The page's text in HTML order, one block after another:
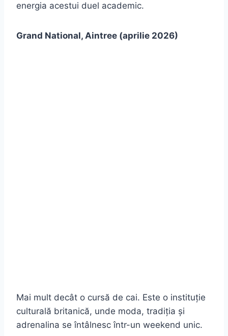
energia acestui duel academic.
Grand National, Aintree (aprilie 2026)
Mai mult decât o cursă de cai. Este o instituție
culturală britanică, unde moda, tradiția și
adrenalina se întâlnesc într-un weekend unic.